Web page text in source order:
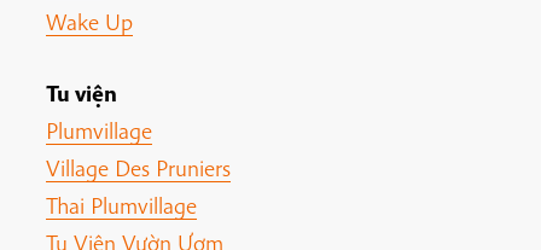
Wake Up
Tu viện
Plumvillage
Village Des Pruniers
Thai Plumvillage
Tu Viện Vườn Ươm